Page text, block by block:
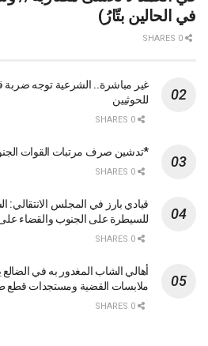
ﻓﻲ ﺍﻟﺤﺎﻟﻴﻦ ﺑﺘّﺎﺭُ)
غير مباشرة.. الشرعية توجه ضربة
للحوثيين
*تدشين صرف مرتبات القوات
قيادي بارز في المجلس الانتقالي:
للسيطرة على الجنوب والقضاء على
أهالي الشاب المغدور به في
ملابسات القضية ومستجدات قطع